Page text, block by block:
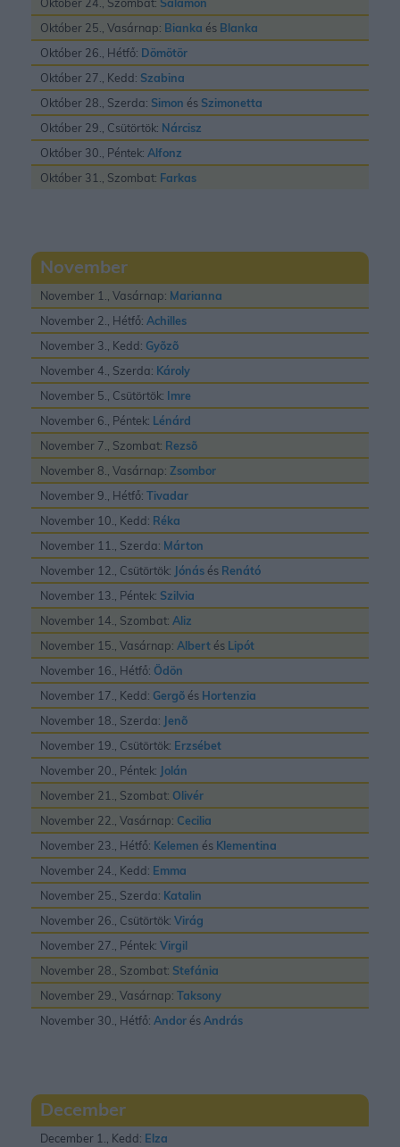
Október 25., Vasárnap: Bianka és Blanka
Október 26., Hétfő: Dömötör
Október 27., Kedd: Szabina
Október 28., Szerda: Simon és Szimonetta
Október 29., Csütörtök: Nárcisz
Október 30., Péntek: Alfonz
Október 31., Szombat: Farkas
November
November 1., Vasárnap: Marianna
November 2., Hétfő: Achilles
November 3., Kedd: Gyõzõ
November 4., Szerda: Károly
November 5., Csütörtök: Imre
November 6., Péntek: Lénárd
November 7., Szombat: Rezsõ
November 8., Vasárnap: Zsombor
November 9., Hétfő: Tivadar
November 10., Kedd: Réka
November 11., Szerda: Márton
November 12., Csütörtök: Jónás és Renátó
November 13., Péntek: Szilvia
November 14., Szombat: Aliz
November 15., Vasárnap: Albert és Lipót
November 16., Hétfő: Ödön
November 17., Kedd: Gergõ és Hortenzia
November 18., Szerda: Jenõ
November 19., Csütörtök: Erzsébet
November 20., Péntek: Jolán
November 21., Szombat: Olivér
November 22., Vasárnap: Cecilia
November 23., Hétfő: Kelemen és Klementina
November 24., Kedd: Emma
November 25., Szerda: Katalin
November 26., Csütörtök: Virág
November 27., Péntek: Virgil
November 28., Szombat: Stefánia
November 29., Vasárnap: Taksony
November 30., Hétfő: Andor ésAndrás
December
December 1., Kedd: Elza